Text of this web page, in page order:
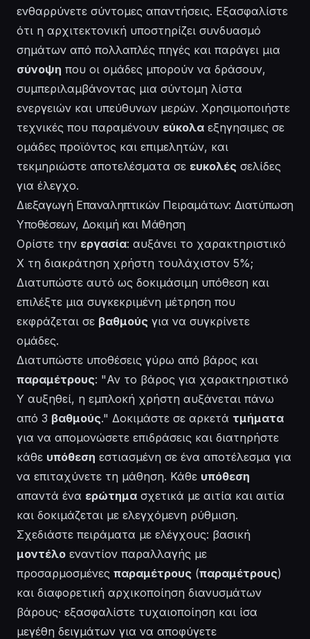
ενθαρρύνετε σύντομες απαντήσεις. Εξασφαλίστε
ότι η αρχιτεκτονική υποστηρίζει συνδυασμό
σημάτων από πολλαπλές πηγές και παράγει μια
σύνοψη που οι ομάδες μπορούν να δράσουν,
συμπεριλαμβάνοντας μια σύντομη λίστα
ενεργειών και υπεύθυνων μερών. Χρησιμοποιήστε
τεχνικές που παραμένουν εύκολα εξηγησιμες σε
ομάδες προϊόντος και επιμελητών, και
τεκμηριώστε αποτελέσματα σε ευκολές σελίδες
για έλεγχο.
Διεξαγωγή Επαναληπτικών Πειραμάτων: Διατύπωση
Υποθέσεων, Δοκιμή και Μάθηση
Ορίστε την εργασία: αυξάνει το χαρακτηριστικό
X τη διακράτηση χρήστη τουλάχιστον 5%;
Διατυπώστε αυτό ως δοκιμάσιμη υπόθεση και
επιλέξτε μια συγκεκριμένη μέτρηση που
εκφράζεται σε βαθμούς για να συγκρίνετε
ομάδες.
Διατυπώστε υποθέσεις γύρω από βάρος και
παραμέτρους: "Αν το βάρος για χαρακτηριστικό
Y αυξηθεί, η εμπλοκή χρήστη αυξάνεται πάνω
από 3 βαθμούς." Δοκιμάστε σε αρκετά τμήματα
για να απομονώσετε επιδράσεις και διατηρήστε
κάθε υπόθεση εστιασμένη σε ένα αποτέλεσμα για
να επιταχύνετε τη μάθηση. Κάθε υπόθεση
απαντά ένα ερώτημα σχετικά με αιτία και αιτία
και δοκιμάζεται με ελεγχόμενη ρύθμιση.
Σχεδιάστε πειράματα με ελέγχους: βασική
μοντέλο εναντίον παραλλαγής με
προσαρμοσμένες παραμέτρους (παραμέτρους)
και διαφορετική αρχικοποίηση διανυσμάτων
βάρους· εξασφαλίστε τυχαιοποίηση και ίσα
μεγέθη δειγμάτων για να αποφύγετε